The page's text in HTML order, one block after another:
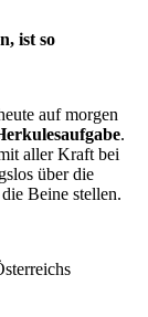
ist so
auf morgen
.
aller Kraft bei
über die
Beine stellen.